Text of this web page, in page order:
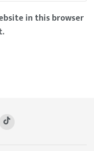
in this browser